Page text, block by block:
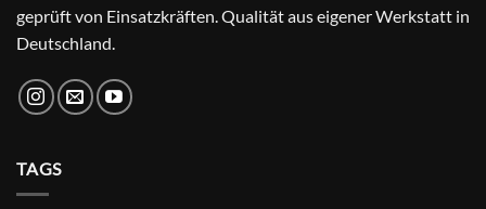
geprüft von Einsatzkräften. Qualität aus eigener Werkstatt in
Deutschland.
TAGS